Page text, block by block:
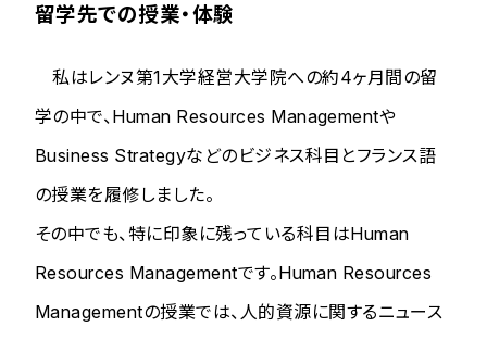
留学先での授業・体験
私はレンヌ第1大学経営大学院への約4ヶ月間の留
学の中で、Human Resources Managementや
Business Strategyなどのビジネス科目とフランス語
の授業を履修しました。
その中でも、特に印象に残っている科目はHuman
Resources Managementです。Human Resources
Managementの授業では、人的資源に関するニュース